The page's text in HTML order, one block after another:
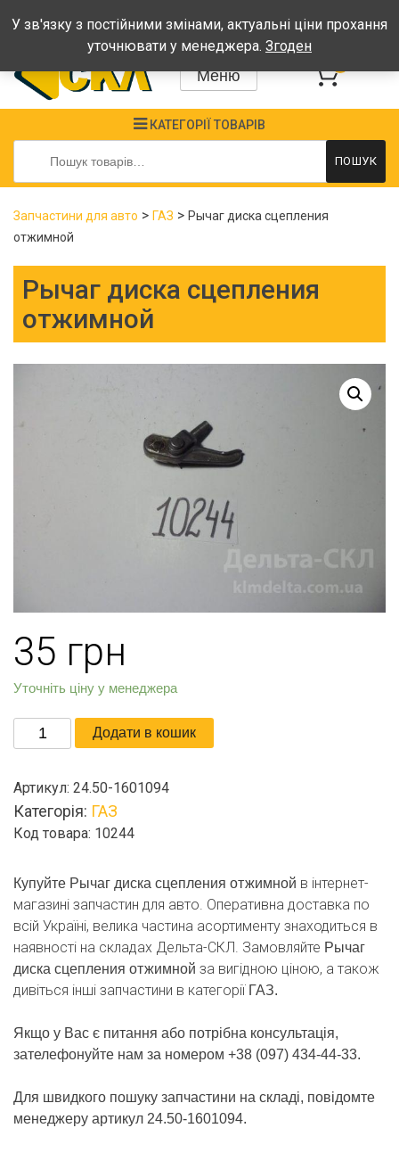
Графік: Пн-Пт: 08:00-17:00, Сб-Нд - вихідні
Меню
КАТЕГОРІЇ ТОВАРІВ
Шукати:
ПОШУК
Запчастини для авто > ГАЗ > Рычаг диска сцепления
отжимной
Рычаг диска сцепления
отжимной
35 грн
Уточніть ціну у менеджера
Рычаг
диска
отжимной
кількість
Додати в кошик
Артикул: 24.50-1601094
Категорія: ГАЗ
Код товара: 10244
Купуйте Рычаг диска сцепления отжимной в інтернет-
магазині запчастин для авто. Оперативна доставка по
всій Україні, велика частина асортименту знаходиться в
наявності на складах Дельта-СКЛ. Замовляйте Рычаг
диска сцепления отжимной за вигідною ціною, а також
дивіться інші запчастини в категоріїГАЗ.
Якщо у Вас є питання або потрібна консультація,
зателефонуйте нам за номером +38 (097) 434-44-33.
Для швидкого пошуку запчастини на складі, повідомте
менеджеру артикул 24.50-1601094.
У зв'язку з постійними змінами, актуальні ціни прохання
уточнювати у менеджера. Згоден